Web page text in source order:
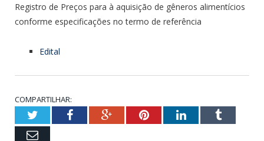
Registro de Preços para à aquisição de gêneros alimentícios
conforme especificações no termo de referência
Edital
COMPARTILHAR:
TwitterFacebookGoogle+PinterestLinkedInTumblr
Email